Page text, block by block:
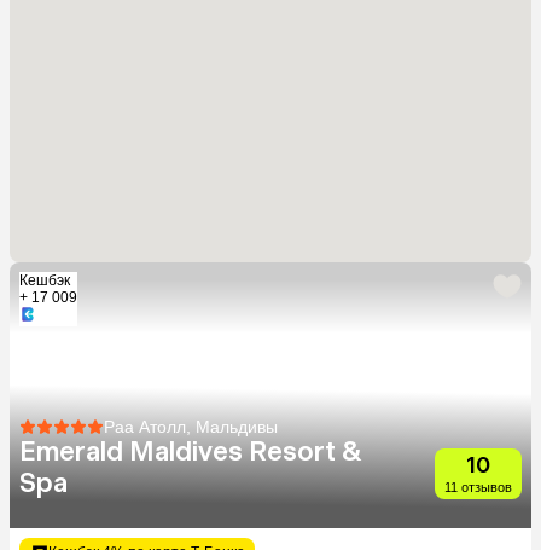
Кешбэк
+ 17 009
Раа Атолл, Мальдивы
Emerald Maldives Resort &
Spa
10
11 отзывов